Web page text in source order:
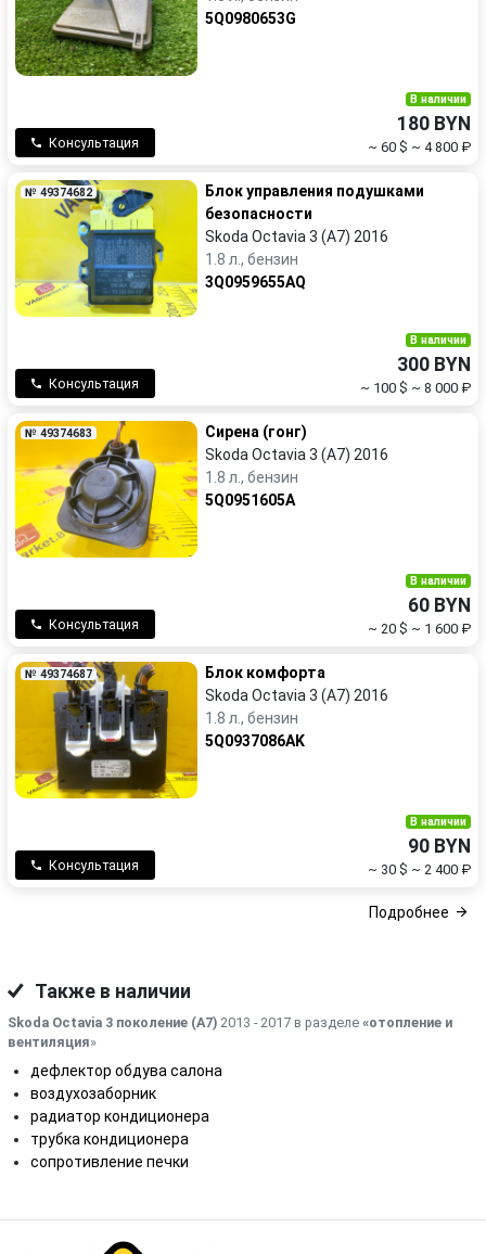
5Q0980653G
Консультация
В наличии
180 BYN
~ 60 $ ~ 4 800 ₽
№ 49374682
Блок управления подушками
безопасности
Skoda Octavia 3 (A7) 2016
1.8 л., бензин
3Q0959655AQ
Консультация
В наличии
300 BYN
~ 100 $ ~ 8 000 ₽
№ 49374683
Сирена (гонг)
Skoda Octavia 3 (A7) 2016
1.8 л., бензин
5Q0951605A
Консультация
В наличии
60 BYN
~ 20 $ ~ 1 600 ₽
№ 49374687
Блок комфорта
Skoda Octavia 3 (A7) 2016
1.8 л., бензин
5Q0937086AK
Консультация
В наличии
90 BYN
~ 30 $ ~ 2 400 ₽
Подробнее
Также в наличии
Skoda Octavia 3 поколение (A7) 2013 - 2017 в разделе «отопление и
вентиляция»
дефлектор обдува салона
воздухозаборник
радиатор кондиционера
трубка кондиционера
сопротивление печки